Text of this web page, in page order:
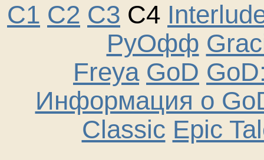
C1 C2 C3 C4
РуОфф
Freya GoD
Информация о
Classic Epic